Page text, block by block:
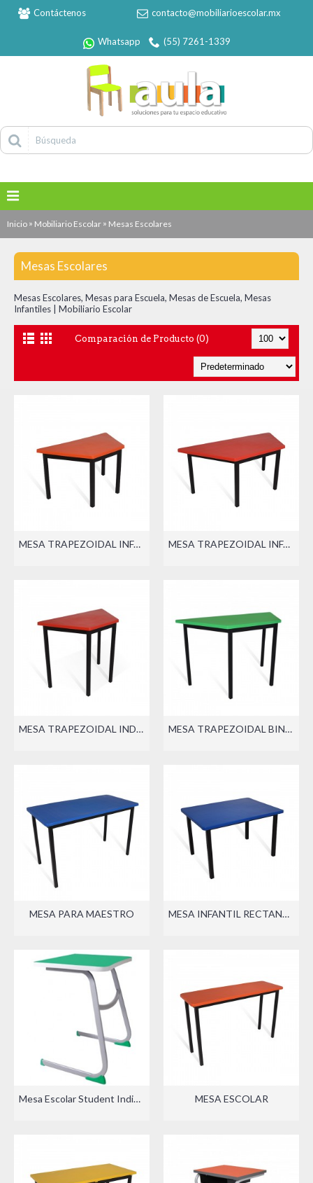
Contáctenos contacto@mobiliarioescolar.mx
Whatsapp (55) 7261-1339
Inicio » Mobiliario Escolar » Mesas Escolares
Mesas Escolares
Mesas Escolares, Mesas para Escuela, Mesas de Escuela, Mesas
Infantiles | Mobiliario Escolar
Comparación de Producto (0)
MESA TRAPEZOIDAL INFANTIL INDIVIDUAL MESA TRAPEZOIDAL INFANTIL BINARIA
MESA TRAPEZOIDAL INDIVIDUAL MESA TRAPEZOIDAL BINARIA
MESA PARA MAESTRO MESA INFANTIL RECTANGULAR
Mesa Escolar Student Individual MESA ESCOLAR